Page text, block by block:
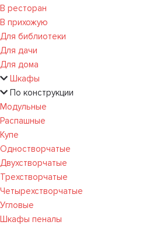
В ресторан
В прихожую
Для библиотеки
Для дачи
Для дома
Шкафы
По конструкции
Модульные
Распашные
Купе
Одностворчатые
Двухстворчатые
Трехстворчатые
Четырехстворчатые
Угловые
Шкафы пеналы